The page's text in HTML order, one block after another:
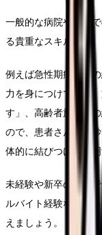
一般的な病院や施設
る貴重なスキルです。
例えば急性期病棟で
力を身につけており
す」、高齢者施設で
ので、患者さんの微
体的に結びつけて説
未経験や新卒の場合
ルバイト経験などか
えましょう。